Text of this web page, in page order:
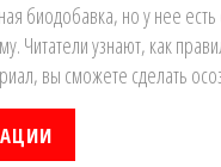
биодобавка, но у нее
Читатели узнают, как
вы сможете сделать